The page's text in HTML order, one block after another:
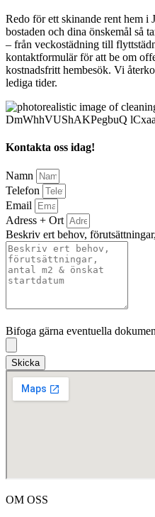
Redo för ett skinande rent hem i
bostaden och dina önskemål så
– från veckostädning till
kontaktformulär för att be om
kostnadsfritt hembesök. Vi
lediga tider.
Kontakta oss idag!
Namn
Telefon
Email
Adress + Ort
Beskriv ert behov,
Bifoga gärna eventuella
Skicka
OM OSS